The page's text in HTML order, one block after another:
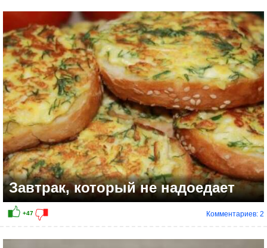
+18
Завтрак, который не надоедает
Комментариев: 2